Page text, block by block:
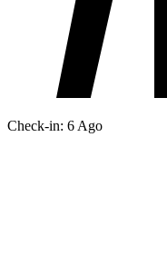
Check-in: 6 Ago